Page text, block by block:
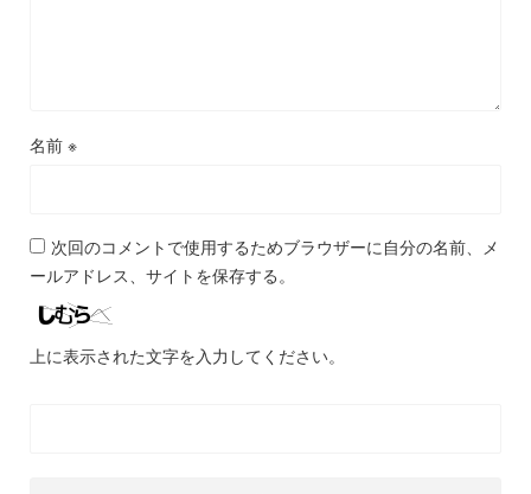
名前 ※
次回のコメントで使用するためブラウザーに自分の名前、メ
ールアドレス、サイトを保存する。
上に表示された文字を入力してください。